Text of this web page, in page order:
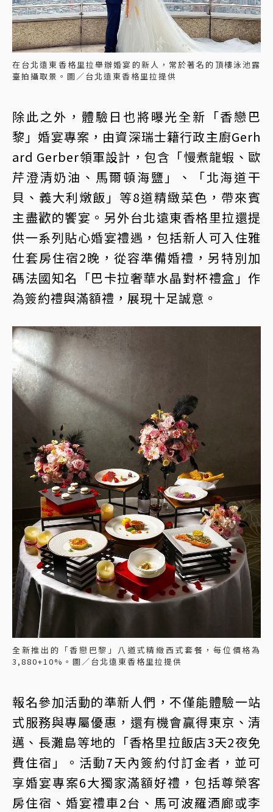
在台北遠東香格里拉舉辦婚宴的新人，常於著名的頂樓泳池露
臺拍攝取景。圖／台北遠東香格里拉提供
除此之外，體驗日也將曝光全新「香戀巴
黎」婚宴專案，由資深瑞士籍行政主廚Gerh
ard Gerber領軍設計，包含「慢煮龍蝦、歐
芹澄清奶油、馬爾頓海鹽」、「北海道干
貝、義大利燉飯」等8道精緻菜色，帶來賓
主盡歡的饗宴。另外台北遠東香格里拉還提
供一系列貼心婚宴禮遇，包括新人可入住雅
仕套房住宿2晚，從容準備婚禮，另特別加
碼法國知名「巴卡拉奢華水晶對杯禮盒」作
為簽約禮與滿額禮，展現十足誠意。
全新推出的「香戀巴黎」八道式精緻西式套餐，每位價格為
3,880+10%。圖／台北遠東香格里拉提供
報名參加活動的準新人們，不僅能體驗一站
式服務與專屬優惠，還有機會贏得東京、清
邁、長灘島等地的「香格里拉飯店3天2夜免
費住宿」。活動7天內簽約付訂金者，並可
享婚宴專案6大獨家滿額好禮，包括尊榮客
房住宿、婚宴禮車2台、馬可波羅酒廊或李